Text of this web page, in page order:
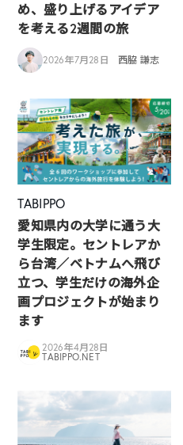
め、盛り上げるアイデア
を考える2週間の旅
2026年7月28日 西脇 謙志
TABIPPO
愛知県内の大学に通う大
学生限定。セントレアか
ら台湾／ベトナムへ飛び
立つ、学生だけの海外企
画プロジェクトが始まり
ます
2026年4月28日
TABIPPO.NET